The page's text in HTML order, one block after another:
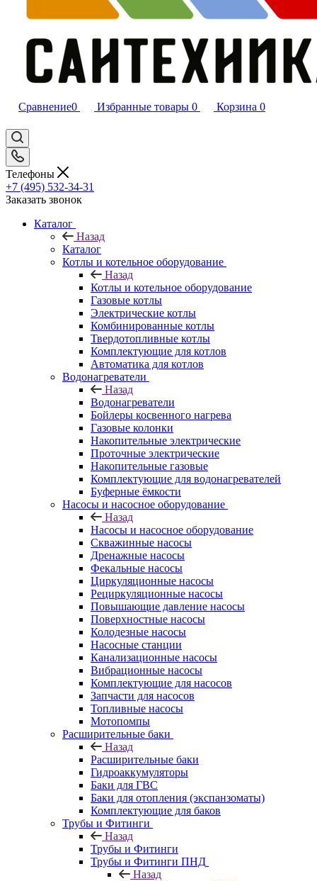
Сравнение0 Избранные товары 0 Корзина 0
Телефоны
+7 (495) 532‑34‑31
Заказать звонок
Каталог
Назад
Каталог
Котлы и котельное оборудование
Назад
Котлы и котельное оборудование
Газовые котлы
Электрические котлы
Комбинированные котлы
Твердотопливные котлы
Комплектующие для котлов
Автоматика для котлов
Водонагреватели
Назад
Водонагреватели
Бойлеры косвенного нагрева
Газовые колонки
Накопительные электрические
Проточные электрические
Накопительные газовые
Комплектующие для водонагревателей
Буферные ёмкости
Насосы и насосное оборудование
Назад
Насосы и насосное оборудование
Скважинные насосы
Дренажные насосы
Фекальные насосы
Циркуляционные насосы
Рециркуляционные насосы
Повышающие давление насосы
Поверхностные насосы
Колодезные насосы
Насосные станции
Канализационные насосы
Вибрационные насосы
Комплектующие для насосов
Запчасти для насосов
Топливные насосы
Мотопомпы
Расширительные баки
Назад
Расширительные баки
Гидроаккумуляторы
Баки для ГВС
Баки для отопления (экспанзоматы)
Комплектующие для баков
Трубы и Фитинги
Назад
Трубы и Фитинги
Трубы и Фитинги ПНД
Назад